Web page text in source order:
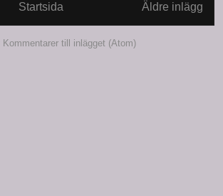
Äldre inlägg
Startsida
Kommentarer till inlägget (Atom)